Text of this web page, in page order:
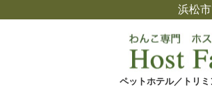
浜松
ペットホテル／トリ